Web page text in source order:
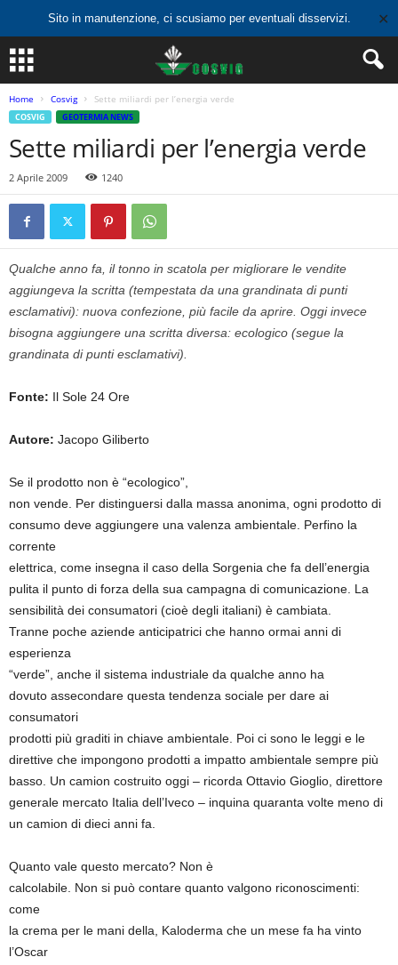
Sito in manutenzione, ci scusiamo per eventuali disservizi. ✕
Home Cosvig Sette miliardi per l’energia verde
COSVIG GEOTERMIA NEWS
Sette miliardi per l’energia verde
2 Aprile 2009 1240
Qualche anno fa, il tonno in scatola per migliorare le vendite
aggiungeva la scritta (tempestata da una grandinata di punti
esclamativi): nuova confezione, più facile da aprire. Oggi invece
bisogna aggiungere una scritta diversa: ecologico (segue la
grandinata di punti esclamativi).
Fonte: Il Sole 24 Ore
Autore: Jacopo Giliberto
Se il prodotto non è “ecologico”,
non vende. Per distinguersi dalla massa anonima, ogni prodotto di
consumo deve aggiungere una valenza ambientale. Perfino la
corrente
elettrica, come insegna il caso della Sorgenia che fa dell’energia
pulita il punto di forza della sua campagna di comunicazione. La
sensibilità dei consumatori (cioè degli italiani) è cambiata.
Tranne poche aziende anticipatrici che hanno ormai anni di
esperienza
“verde”, anche il sistema industriale da qualche anno ha
dovuto assecondare questa tendenza sociale per dare ai
consumatori
prodotti più graditi in chiave ambientale. Poi ci sono le leggi e le
direttive che impongono prodotti a impatto ambientale sempre più
basso. Un camion costruito oggi – ricorda Ottavio Gioglio, direttore
generale mercato Italia dell’Iveco – inquina quaranta volte meno di
un camion di dieci anni fa.
Quanto vale questo mercato? Non è
calcolabile. Non si può contare quanto valgono riconoscimenti:
come
la crema per le mani della, Kaloderma che un mese fa ha vinto
l’Oscar